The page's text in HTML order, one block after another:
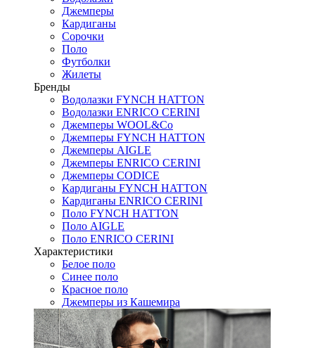
Джемперы
Кардиганы
Сорочки
Поло
Футболки
Жилеты
Бренды
Водолазки FYNCH HATTON
Водолазки ENRICO CERINI
Джемперы WOOL&Co
Джемперы FYNCH HATTON
Джемперы AIGLE
Джемперы ENRICO CERINI
Джемперы CODICE
Кардиганы FYNCH HATTON
Кардиганы ENRICO CERINI
Поло FYNCH HATTON
Поло AIGLE
Поло ENRICO CERINI
Характеристики
Белое поло
Синее поло
Красное поло
Джемперы из Кашемира